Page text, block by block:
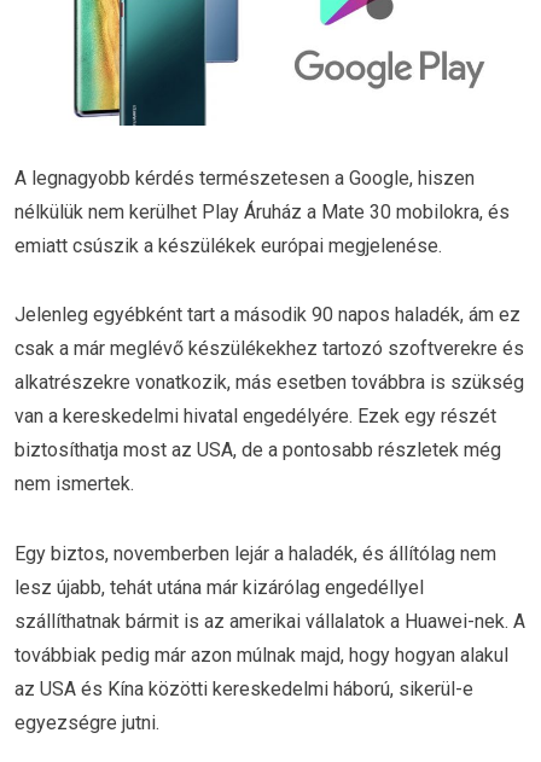
A legnagyobb kérdés természetesen a Google, hiszen
nélkülük nem kerülhet Play Áruház a Mate 30 mobilokra, és
emiatt csúszik a készülékek európai megjelenése.
Jelenleg egyébként tart a második 90 napos haladék, ám ez
csak a már meglévő készülékekhez tartozó szoftverekre és
alkatrészekre vonatkozik, más esetben továbbra is szükség
van a kereskedelmi hivatal engedélyére. Ezek egy részét
biztosíthatja most az USA, de a pontosabb részletek még
nem ismertek.
Egy biztos, novemberben lejár a haladék, és állítólag nem
lesz újabb, tehát utána már kizárólag engedéllyel
szállíthatnak bármit is az amerikai vállalatok a Huawei-nek. A
továbbiak pedig már azon múlnak majd, hogy hogyan alakul
az USA és Kína közötti kereskedelmi háború, sikerül-e
egyezségre jutni.